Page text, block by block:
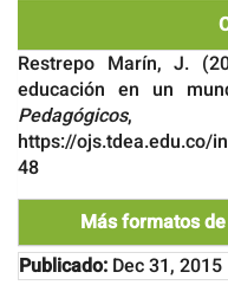
Restrepo Marín, J.
educación en un
Pedagógicos
https://ojs.tdea.edu.co/
48
Más formatos
Publicado: Dec 31, 2015